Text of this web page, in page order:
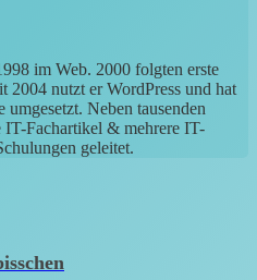
im Web. 2000 folgten erste
nutzt er WordPress und hat
Neben tausenden
IT-Fachartikel & mehrere IT-
geleitet.